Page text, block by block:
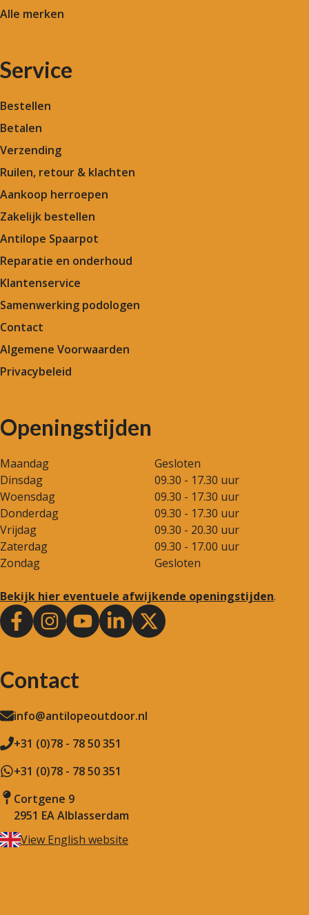
Alle merken
Service
Bestellen
Betalen
Verzending
Ruilen, retour & klachten
Aankoop herroepen
Zakelijk bestellen
Antilope Spaarpot
Reparatie en onderhoud
Klantenservice
Samenwerking podologen
Contact
Algemene Voorwaarden
Privacybeleid
Openingstijden
Maandag
Gesloten
Dinsdag
09.30 - 17.30 uur
Woensdag
09.30 - 17.30 uur
Donderdag
09.30 - 17.30 uur
Vrijdag
09.30 - 20.30 uur
Zaterdag
09.30 - 17.00 uur
Zondag
Gesloten
Bekijk hier eventuele afwijkende openingstijden.
Contact
info@antilopeoutdoor.nl
+31 (0)78 - 78 50 351
+31 (0)78 - 78 50 351
Cortgene 9
2951 EA Alblasserdam
View English website